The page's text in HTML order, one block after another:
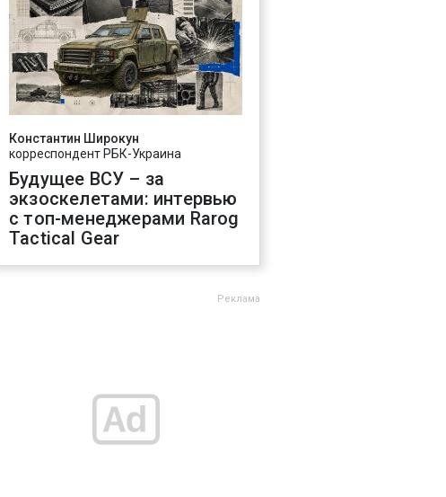
Константин Широкун
корреспондент РБК-Украина
Будущее ВСУ – за
экзоскелетами: интервью
с топ-менеджерами Rarog
Tactical Gear